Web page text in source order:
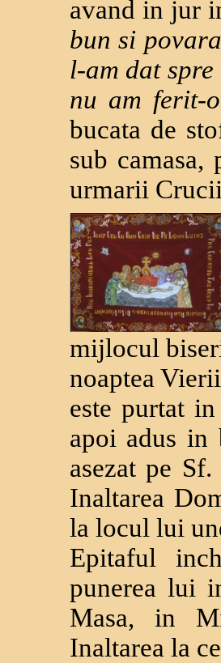
avand in jur
bun si
l-am dat
nu am ferit-
bucata de
sub
urmarii
mijlocul
noaptea
este purtat
apoi adus in
asezat pe
Inaltarea
la locul lui
Epitaful
punerea lui
Masa, in
Inaltarea la